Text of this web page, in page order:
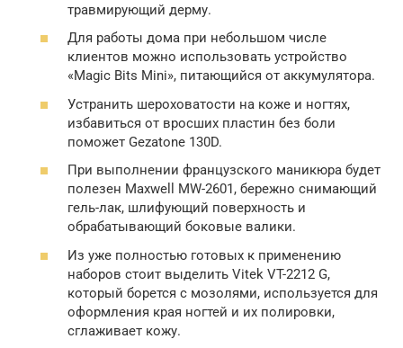
травмирующий дерму.
Для работы дома при небольшом числе
клиентов можно использовать устройство
«Magic Bits Mini», питающийся от аккумулятора.
Устранить шероховатости на коже и ногтях,
избавиться от вросших пластин без боли
поможет Gezatone 130D.
При выполнении французского маникюра будет
полезен Maxwell MW-2601, бережно снимающий
гель-лак, шлифующий поверхность и
обрабатывающий боковые валики.
Из уже полностью готовых к применению
наборов стоит выделить Vitek VT-2212 G,
который борется с мозолями, используется для
оформления края ногтей и их полировки,
сглаживает кожу.